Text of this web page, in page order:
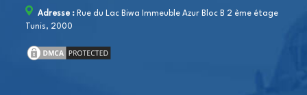
Adresse : Rue du Lac Biwa Immeuble Azur Bloc B 2 ème étage
Tunis, 2000